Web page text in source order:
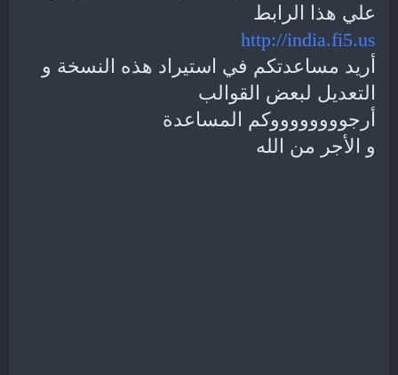
علي هذا الرابط
http://india.fi5.us
أريد مساعدتكم في استيراد هذه النسخة و
التعديل لبعض القوالب
أرجووووووووكم المساعدة
و الأجر من الله